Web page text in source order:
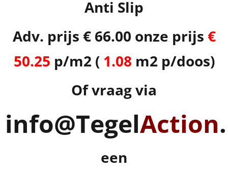
Anti Slip
Adv. prijs € 66.00 onze prijs €
50.25 p/m2 ( 1.08 m2 p/doos)
Of vraag via
info@TegelAction
een